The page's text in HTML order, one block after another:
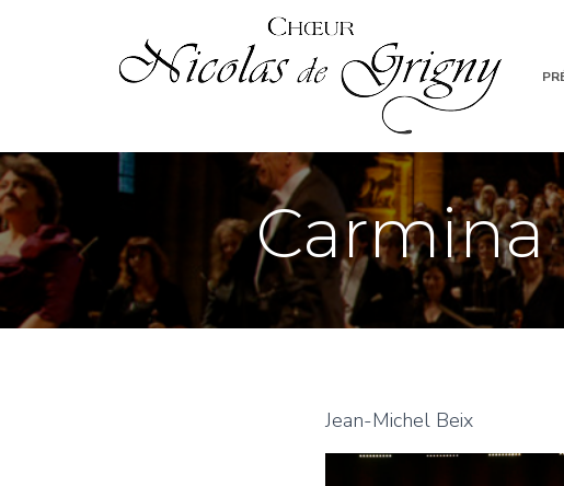
Carmina
Jean-Michel Beix